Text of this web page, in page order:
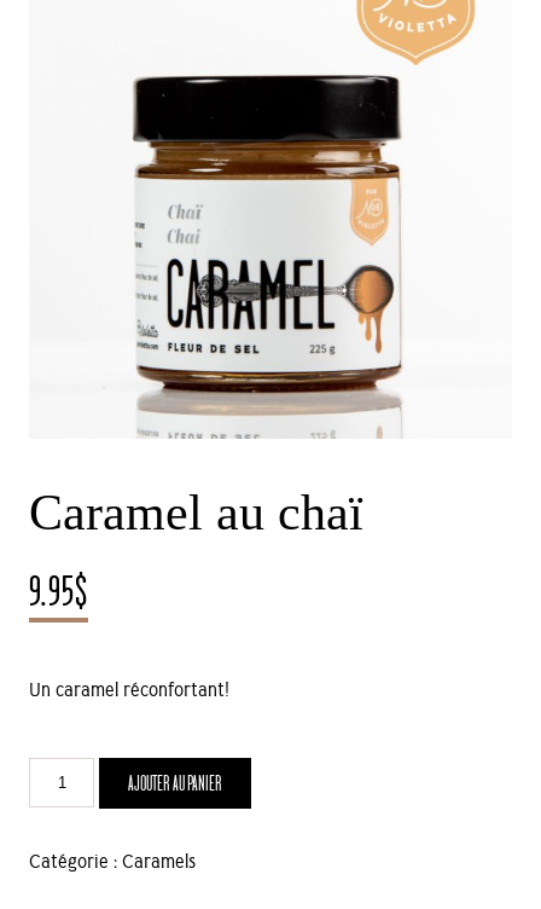
Caramel au chaï
9.95$
Un caramel réconfortant!
quantité
de
au
AJOUTER AU PANIER
Catégorie :Caramels